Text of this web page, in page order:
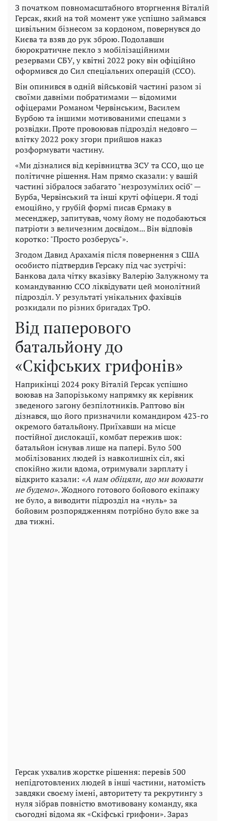
З початком повномасштабного вторгнення Віталій
Герсак, який на той момент уже успішно займався
цивільним бізнесом за кордоном, повернувся до
Києва та взяв до рук зброю. Подолавши
бюрократичне пекло з мобілізаційними
резервами СБУ, у квітні 2022 року він офіційно
оформився до Сил спеціальних операцій (ССО).
Він опинився в одній військовій частині разом зі
своїми давніми побратимами — відомими
офіцерами Романом Червінським, Василем
Бурбою та іншими мотивованими спецами з
розвідки. Проте провоював підрозділ недовго —
влітку 2022 року згори прийшов наказ
розформувати частину.
«Ми дізналися від керівництва ЗСУ та ССО, що це
політичне рішення. Нам прямо сказали: у вашій
частині зібралося забагато "незрозумілих осіб" —
Бурба, Червінський та інші круті офіцери. Я тоді
емоційно, у грубій формі писав Єрмаку в
месенджер, запитував, чому йому не подобаються
патріоти з величезним досвідом... Він відповів
коротко: "Просто розберусь"».
Згодом Давид Арахамія після повернення з США
особисто підтвердив Герсаку під час зустрічі:
Банкова дала чітку вказівку Валерію Залужному та
командуванню ССО ліквідувати цей монолітний
підрозділ. У результаті унікальних фахівців
розкидали по різних бригадах ТрО.
Від паперового
батальйону до
«Скіфських грифонів»
Наприкінці 2024 року Віталій Герсак успішно
воював на Запорізькому напрямку як керівник
зведеного загону безпілотників. Раптово він
дізнався, що його призначили командиром 423-го
окремого батальйону. Приїхавши на місце
постійної дислокації, комбат пережив шок:
батальйон існував лише на папері. Було 500
мобілізованих людей із навколишніх сіл, які
спокійно жили вдома, отримували зарплату і
відкрито казали: «А нам обіцяли, що ми воювати
не будемо». Жодного готового бойового екіпажу
не було, а виводити підрозділ на «нуль» за
бойовим розпорядженням потрібно було вже за
два тижні.
Герсак ухвалив жорстке рішення: перевів 500
непідготовлених людей в інші частини, натомість
завдяки своєму імені, авторитету та рекрутингу з
нуля зібрав повністю вмотивовану команду, яка
сьогодні відома як «Скіфські грифони». Зараз